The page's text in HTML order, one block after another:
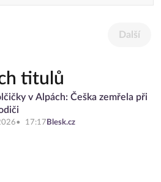
Další
titulů
v Alpách: Češka zemřela při
17:17 Blesk.cz